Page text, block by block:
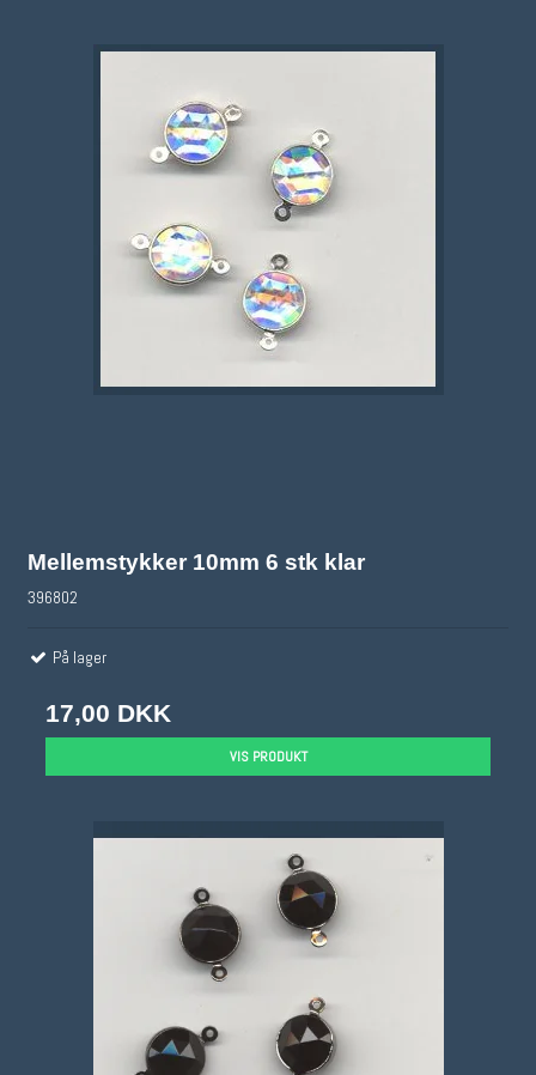
Mellemstykker 10mm 6 stk klar
396802
På lager
17,00 DKK
VIS PRODUKT